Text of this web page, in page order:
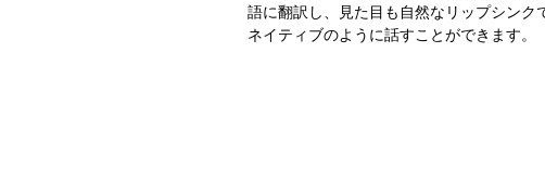
語に翻訳し、見た目も自然なリップシンク
ネイティブのように話すことができます。